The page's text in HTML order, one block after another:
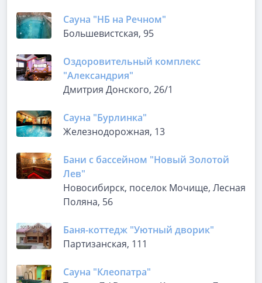
Сауна "НБ на Речном"
Большевистская, 95
Оздоровительный комплекс
"Александрия"
Дмитрия Донского, 26/1
Сауна "Бурлинка"
Железнодорожная, 13
Бани с бассейном "Новый Золотой
Лев"
Новосибирск, поселок Мочище, Лесная
Поляна, 56
Баня-коттедж "Уютный дворик"
Партизанская, 111
Сауна "Клеопатра"